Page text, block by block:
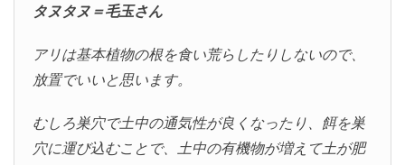
タヌタヌ＝毛玉さん
アリは基本植物の根を食い荒らしたりしないので、
放置でいいと思います。
むしろ巣穴で土中の通気性が良くなったり、餌を巣
穴に運び込むことで、土中の有機物が増えて土が肥